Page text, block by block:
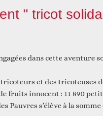
" tricot
dans cette aventure
et des tricoteuses
fruits innocent : 11 890
s’élève à la somme